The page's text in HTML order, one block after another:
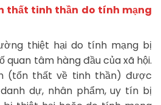
thất tinh thần do tính mạng
thiệt hại do tính mạng bị
quan tâm hàng đầu của xã hội.
(tổn thất về tinh thần) được
dự, nhân phẩm, uy tín bị